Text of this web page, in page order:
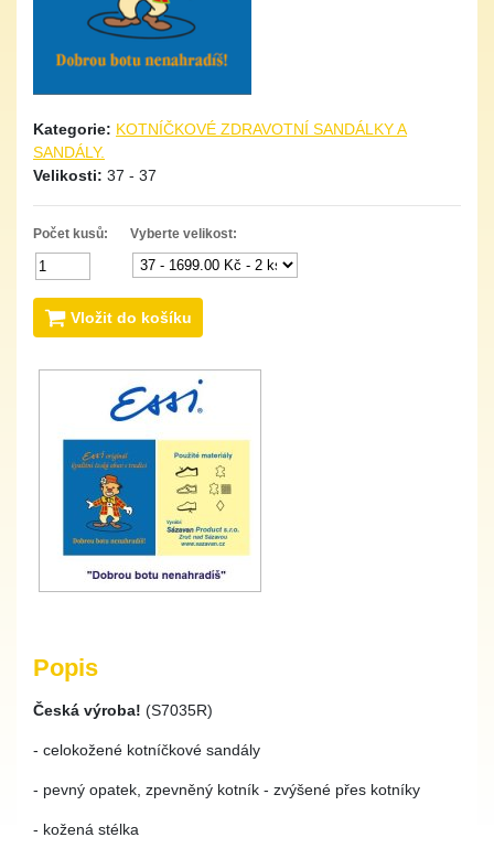
Kategorie: KOTNÍČKOVÉ ZDRAVOTNÍ SANDÁLKY A
SANDÁLY.
Velikosti: 37 - 37
Počet kusů: Vyberte velikost:
Vložit do košíku
Popis
Česká výroba! (S7035R)
- celokožené kotníčkové sandály
- pevný opatek, zpevněný kotník - zvýšené přes kotníky
- kožená stélka